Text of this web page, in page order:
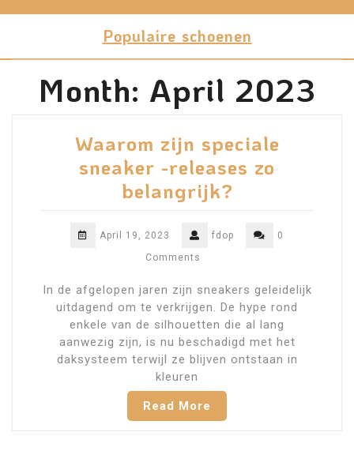
Populaire schoenen
Month: April 2023
Waarom zijn speciale
sneaker -releases zo
belangrijk?
April 19, 2023 fdop
0
Comments
In de afgelopen jaren zijn sneakers geleidelijk
uitdagend om te verkrijgen. De hype rond
enkele van de silhouetten die al lang
aanwezig zijn, is nu beschadigd met het
daksysteem terwijl ze blijven ontstaan ​​in
kleuren
Read More